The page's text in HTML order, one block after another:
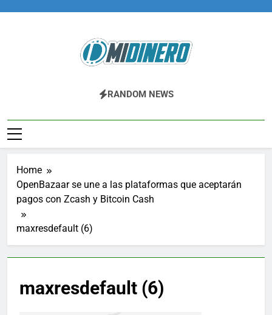
Midinero.co
Fintech, Criptomonedas
RANDOM NEWS
Home
OpenBazaar se une a las plataformas que aceptarán
pagos con Zcash y Bitcoin Cash
maxresdefault (6)
maxresdefault (6)